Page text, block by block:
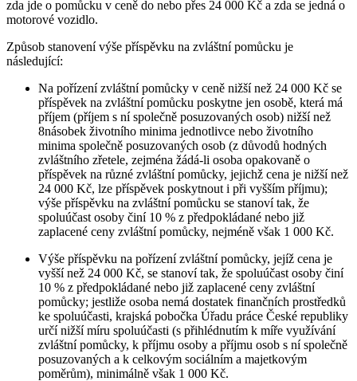
zda jde o pomůcku v ceně do nebo přes 24 000 Kč a zda se jedná o
motorové vozidlo.
Způsob stanovení výše příspěvku na zvláštní pomůcku je
následující:
Na pořízení zvláštní pomůcky v ceně nižší než 24 000 Kč se
příspěvek na zvláštní pomůcku poskytne jen osobě, která má
příjem (příjem s ní společně posuzovaných osob) nižší než
8násobek životního minima jednotlivce nebo životního
minima společně posuzovaných osob (z důvodů hodných
zvláštního zřetele, zejména žádá-li osoba opakovaně o
příspěvek na různé zvláštní pomůcky, jejichž cena je nižší než
24 000 Kč, lze příspěvek poskytnout i při vyšším příjmu);
výše příspěvku na zvláštní pomůcku se stanoví tak, že
spoluúčast osoby činí 10 % z předpokládané nebo již
zaplacené ceny zvláštní pomůcky, nejméně však 1 000 Kč.
Výše příspěvku na pořízení zvláštní pomůcky, jejíž cena je
vyšší než 24 000 Kč, se stanoví tak, že spoluúčast osoby činí
10 % z předpokládané nebo již zaplacené ceny zvláštní
pomůcky; jestliže osoba nemá dostatek finančních prostředků
ke spoluúčasti, krajská pobočka Úřadu práce České republiky
určí nižší míru spoluúčasti (s přihlédnutím k míře využívání
zvláštní pomůcky, k příjmu osoby a příjmu osob s ní společně
posuzovaných a k celkovým sociálním a majetkovým
poměrům), minimálně však 1 000 Kč.